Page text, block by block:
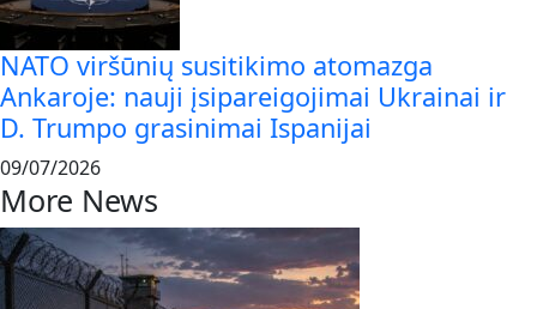
NATO viršūnių susitikimo atomazga
Ankaroje: nauji įsipareigojimai Ukrainai ir
D. Trumpo grasinimai Ispanijai
09/07/2026
More News